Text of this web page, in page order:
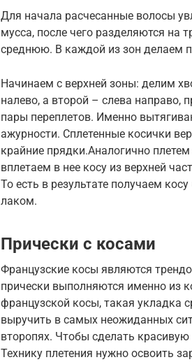
Для начала расчесанные волосы
мусса, после чего разделяются
среднюю. В каждой из зон делаем
Начинаем с верхней зоны: делим
налево, а второй – слева направо,
пары переплетов. Именно
ажурности. Сплетенные косички
крайние прядки.Аналогично
вплетаем в нее косу из верхней
То есть в результате получаем
лаком.
Прически с косами
Французские косы являются
прически выполняются именно из
французской косы, такая укладка
выручить в самых неожиданных
второпях. Чтобы сделать
Технику плетения нужно освоить